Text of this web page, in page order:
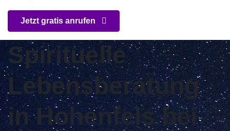
Jetzt gratis anrufen
Spirituelle
Lebensberatung
in Hohenfels bei